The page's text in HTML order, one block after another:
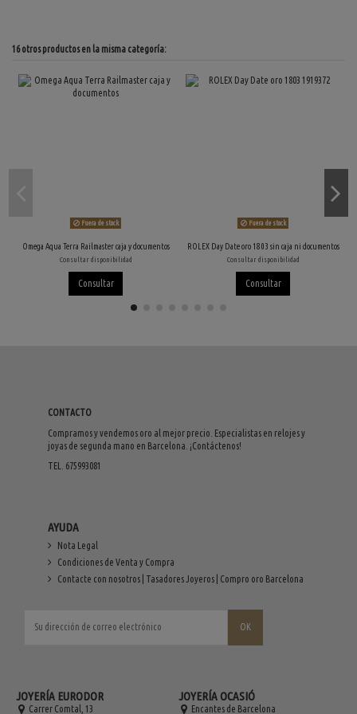
16 otros productos en la misma categoría:
Fuera de stock
Omega Aqua Terra Railmaster caja y documentos
Consultar disponibilidad
Consultar
Fuera de stock
ROLEX Day Date oro 1803 sin caja ni documentos
Consultar disponibilidad
Consultar
CONTACTO
Compramos y vendemos oro al mejor precio. Especialistas en relojes y
joyas de segunda mano en Barcelona. ¡Contáctenos!
TEL. 675993081
AYUDA
Nota Legal
Condiciones de Venta y Compra
Contacte con nosotros | Tasadores Joyeros | Compro oro Barcelona
JOYERÍA EURODOR
Carrer Comtal, 13
JOYERÍA OCASIÓ
Encantes de Barcelona